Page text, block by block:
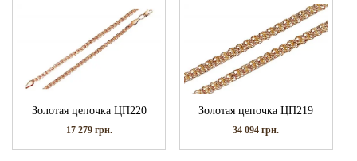
Золотая цепочка ЦП220
17 279 грн.
Золотая цепочка ЦП219
34 094грн.